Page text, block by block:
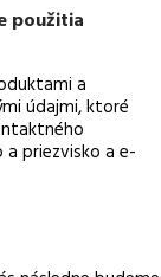
použitia
a
údajmi, ktoré
a priezvisko a e-